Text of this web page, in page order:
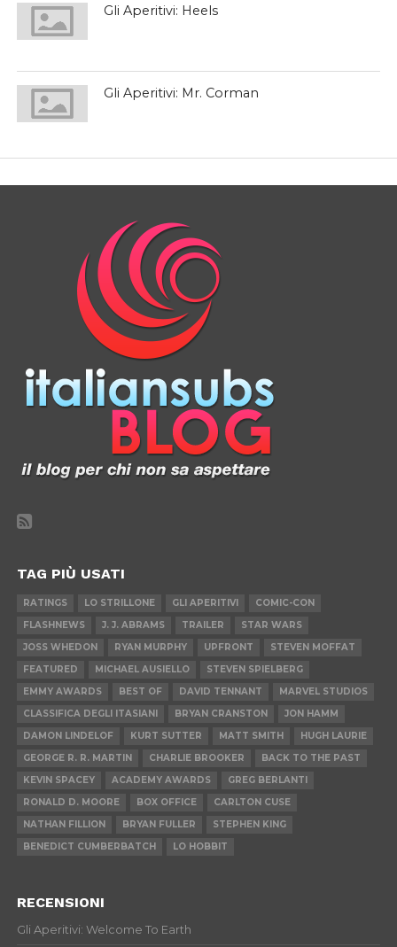
Gli Aperitivi: Heels
Gli Aperitivi: Mr. Corman
TAG PIÙ USATI
RATINGS LO STRILLONE GLI APERITIVI
COMIC-CON
FLASHNEWS
J. J. ABRAMS TRAILER
STAR WARS
JOSS WHEDON
RYAN MURPHY UPFRONT
STEVEN MOFFAT
FEATURED
MICHAEL AUSIELLO
STEVEN SPIELBERG
EMMY AWARDS
BEST OF DAVID TENNANT
MARVEL STUDIOS
CLASSIFICA DEGLI ITASIANI
BRYAN CRANSTON
JON HAMM
DAMON LINDELOF
KURT SUTTER MATT SMITH
HUGH LAURIE
GEORGE R. R. MARTIN
CHARLIE BROOKER
BACK TO THE PAST
KEVIN SPACEY
ACADEMY AWARDS
GREG BERLANTI
RONALD D. MOORE
BOX OFFICE
CARLTON CUSE
NATHAN FILLION
BRYAN FULLER
STEPHEN KING
BENEDICT CUMBERBATCH
LO HOBBIT
RECENSIONI
Gli Aperitivi: Welcome To Earth